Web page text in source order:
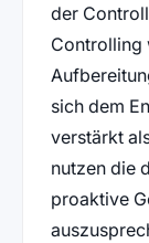
der
Controlling
sich dem
verstärkt
nutzen die
proaktive